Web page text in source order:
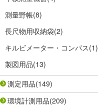
測量野帳(8)
長尺物用収納袋(2)
キルビメーター・コンパス(1)
製図用品(13)
測定用品(149)
環境計測用品(209)